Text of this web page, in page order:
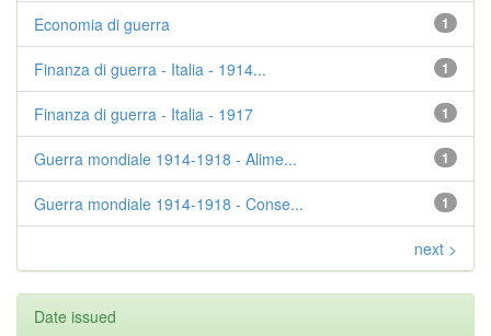
1
Economia di guerra
1
Finanza di guerra - Italia - 1914...
1
Finanza di guerra - Italia - 1917
1
Guerra mondiale 1914-1918 - Alime...
1
Guerra mondiale 1914-1918 - Conse...
next >
Date issued